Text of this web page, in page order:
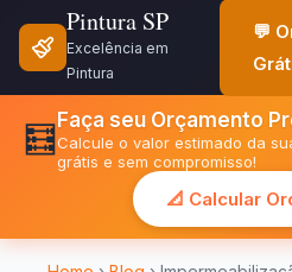
Pintura SP
Excelência em
Pintura
💬
🧮 Faça seu Orçamento
Calcule o valor estimado da
grátis e sem compromisso!
📐 Calcular